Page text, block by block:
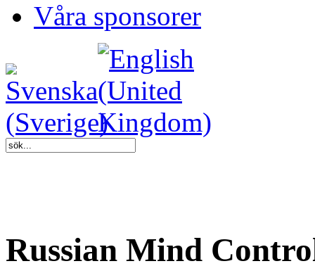
Våra sponsorer
Russian Mind